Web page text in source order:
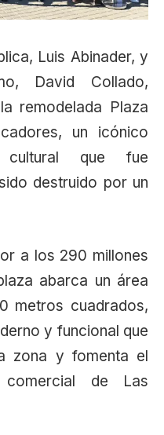
Luis Abinader, y
David Collado,
remodelada Plaza
un icónico
que fue
destruido por un
a los 290 millones
abarca un área
metros cuadrados,
y funcional que
zona y fomenta el
de Las